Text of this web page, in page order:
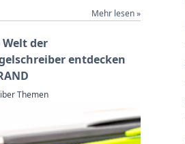
Mehr lesen »
Welt der
entdecken
Themen